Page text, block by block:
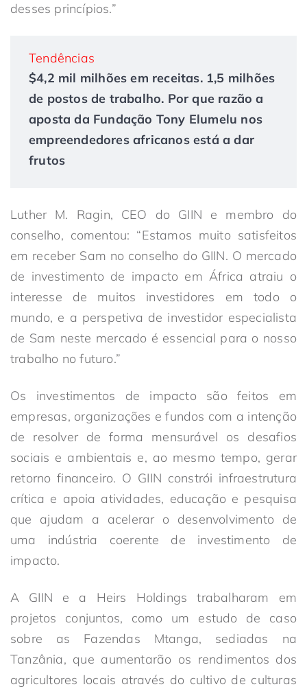
desses princípios.”
Tendências
$4,2 mil milhões em receitas. 1,5 milhões
de postos de trabalho. Por que razão a
aposta da Fundação Tony Elumelu nos
empreendedores africanos está a dar
frutos
Luther M. Ragin, CEO do GIIN e membro do
conselho, comentou: “Estamos muito satisfeitos
em receber Sam no conselho do GIIN. O mercado
de investimento de impacto em África atraiu o
interesse de muitos investidores em todo o
mundo, e a perspetiva de investidor especialista
de Sam neste mercado é essencial para o nosso
trabalho no futuro.”
Os investimentos de impacto são feitos em
empresas, organizações e fundos com a intenção
de resolver de forma mensurável os desafios
sociais e ambientais e, ao mesmo tempo, gerar
retorno financeiro. O GIIN constrói infraestrutura
crítica e apoia atividades, educação e pesquisa
que ajudam a acelerar o desenvolvimento de
uma indústria coerente de investimento de
impacto.
A GIIN e a Heirs Holdings trabalharam em
projetos conjuntos, como um estudo de caso
sobre as Fazendas Mtanga, sediadas na
Tanzânia, que aumentarão os rendimentos dos
agricultores locais através do cultivo de culturas